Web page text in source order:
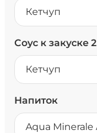
Кетчуп
Соус к закуске 2
Кетчуп
Напиток